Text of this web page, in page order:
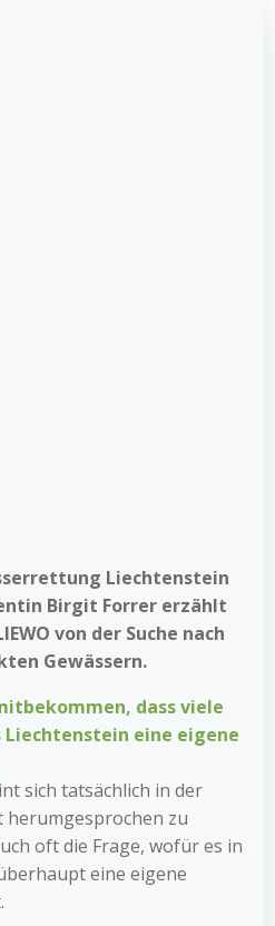
­Liechtenstein
Birgit Forrer erzählt
von der Suche nach
Gewässern.
dass viele
Liechtenstein eine eigene
sich tatsächlich in der
herumgesprochen zu
oft die Frage, wofür es in
eine eigene